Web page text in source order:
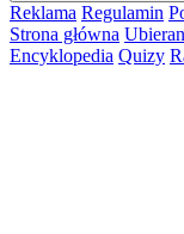
Reklama Regulamin
Strona główna
Encyklopedia Quizy